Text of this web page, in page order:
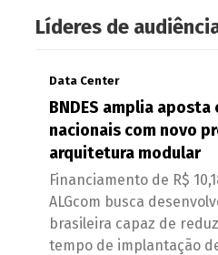
Líderes de
Data Center
BNDES amplia
nacionais com novo
arquitetura modular
Financiamento de R$
ALGcom busca
brasileira capaz de
tempo de implantação